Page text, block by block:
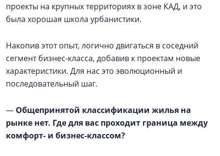
проекты на крупных территориях в зоне КАД, и это
была хорошая школа урбанистики.
Накопив этот опыт, логично двигаться в соседний
сегмент бизнес-класса, добавив к проектам новые
характеристики. Для нас это эволюционный и
последовательный шаг.
— Общепринятой классификации жилья на
рынке нет. Где для вас проходит граница между
комфорт- и бизнес-классом?